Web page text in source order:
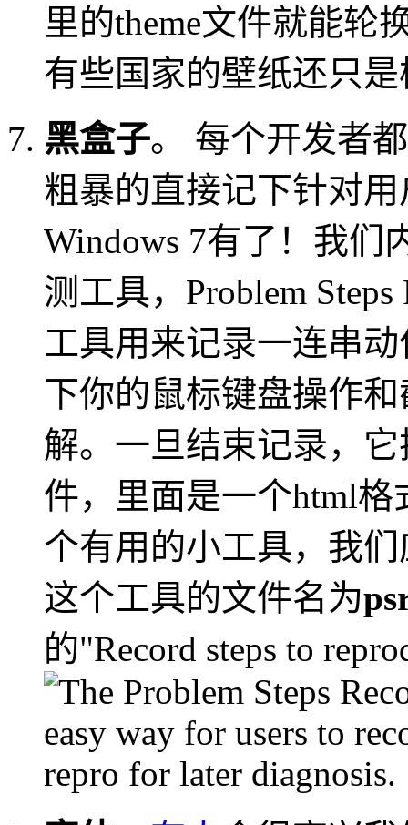
里的theme文件就能轮
有些国家的壁纸还只
黑盒子。 每个开发者
粗暴的直接记下针对
Windows 7有了！我们
测工具，Problem
工具用来记录一连串
下你的鼠标键盘操作
解。一旦结束记录，
件，里面是一个html
个有用的小工具，我
这个工具的文件名为
的"Record steps to